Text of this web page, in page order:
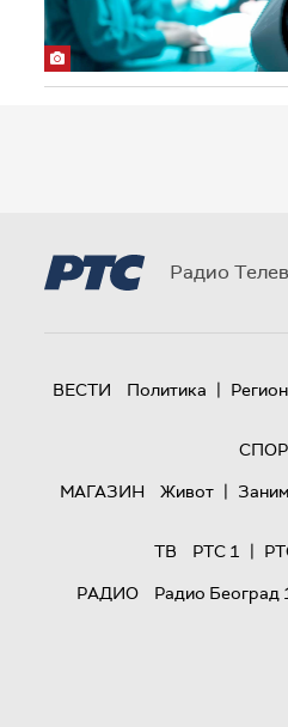
Радио
ВЕСТИ Политика | Регион
МАГАЗИН
Живот |
ТВ
РТС 1 |
РАДИО
Радио Београд